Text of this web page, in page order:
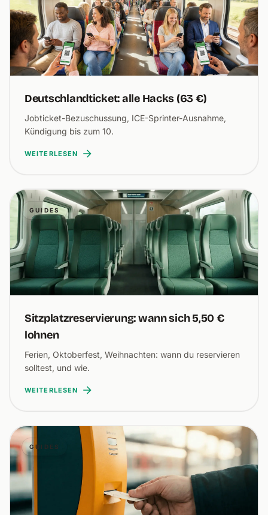
Deutschlandticket: alle Hacks (63 €)
Jobticket-Bezuschussung, ICE-Sprinter-Ausnahme,
Kündigung bis zum 10.
WEITERLESEN
GUIDES
Sitzplatzreservierung: wann sich 5,50 €
lohnen
Ferien, Oktoberfest, Weihnachten: wann du reservieren
solltest, und wie.
WEITERLESEN
GUIDES